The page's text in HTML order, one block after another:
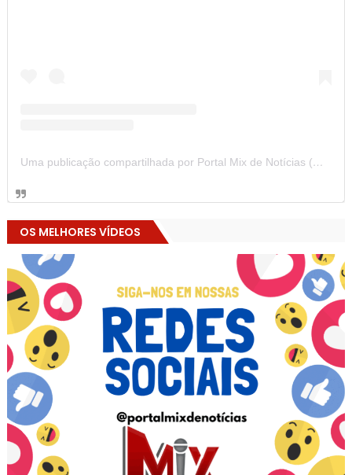
Uma publicação compartilhada por Portal Mix de Notícias (@portalmixdenoticias)
OS MELHORES VÍDEOS